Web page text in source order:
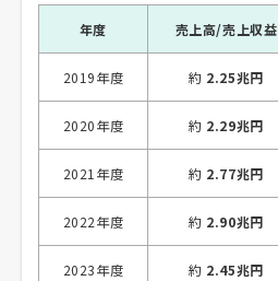
年度 売上高/売上収益
2019年度 約 2.25兆円
2020年度 約 2.29兆円
2021年度 約 2.77兆円
2022年度 約 2.90兆円
2023年度 約 2.45兆円